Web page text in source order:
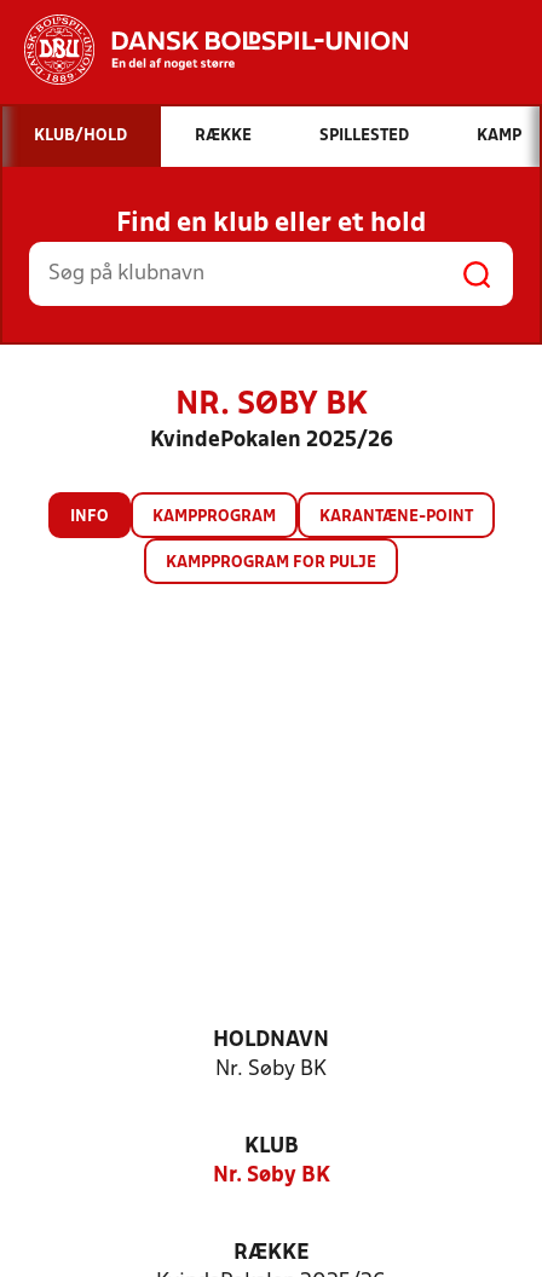
Hvad vil du søge efter?
INDHOLD OG NYHEDER
STILLINGER, RESULTATER, KLUBBER OG
HOLD
KLUB/HOLD RÆKKE SPILLESTED KAMP
Find en klub eller et hold
NR. SØBY BK
KvindePokalen 2025/26
INFO KAMPPROGRAM KARANTÆNE-POINT
KAMPPROGRAM FOR PULJE
HOLDNAVN
Nr. Søby BK
KLUB
Nr. Søby BK
RÆKKE